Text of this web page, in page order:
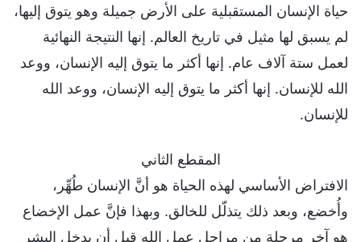
حياة الإنسان المستقبلية على الأرض جميلة وهو يتوق إليها،
لم يسبق لها مثيل في تاريخ العالم. إنها النتيجة النهائية
لعمل ستة آلاف عام. إنها أكثر ما يتوق إليه الإنسان، ووعد
الله للإنسان. إنها أكثر ما يتوق إليه الإنسان، ووعد الله
للإنسان.
المقطع الثاني
الافتراض الأساسي لهذه الحياة هو أنَّ الإنسان طُهِّر،
وأُخضع، وبعد ذلك يتذلّل للخالق. وبهذا فإنَّ عمل الإخضاع
هو آخر مرحلة من مراحل عمل الله قبل أن يدخل البشر